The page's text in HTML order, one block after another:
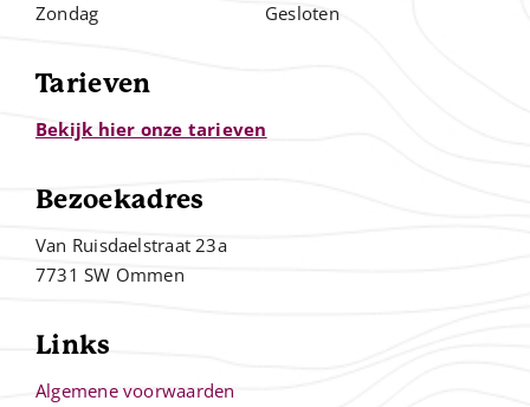
Zondag
Gesloten
Tarieven
Bekijk hier onze tarieven
Bezoekadres
Van Ruisdaelstraat 23a
7731 SW Ommen
Links
Algemene voorwaarden